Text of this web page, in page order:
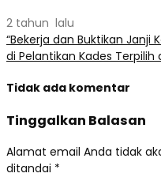
2 tahun lalu
“Bekerja dan Buktikan Janji
di Pelantikan Kades Terpilih
Tidak ada komentar
Tinggalkan Balasan
Alamat email Anda tidak
ditandai *